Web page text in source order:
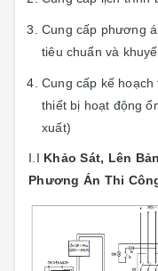
Cung cấp phương
tiêu chuẩn và
Cung cấp kế
thiết bị hoạt động
xuất)
I.I Khảo Sát, Lên
Phương Án Thi